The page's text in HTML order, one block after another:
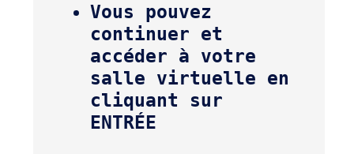
Vous pouvez
continuer et
accéder à votre
salle virtuelle en
cliquant sur
ENTRÉE